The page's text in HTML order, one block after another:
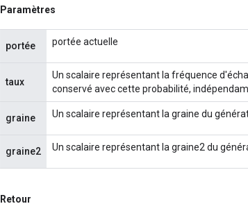
Paramètres
portée portée actuelle
taux
Un scalaire représentant la fréquence
conservé avec cette probabilité,
graine Un scalaire représentant la graine du
graine2 Un scalaire représentant la graine2 du
Retour